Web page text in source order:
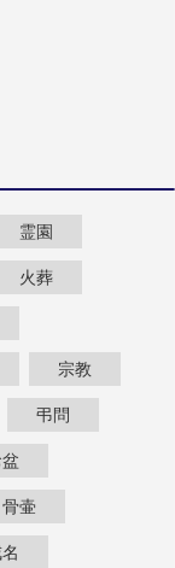
霊園
火葬
宗教
弔問
骨壷